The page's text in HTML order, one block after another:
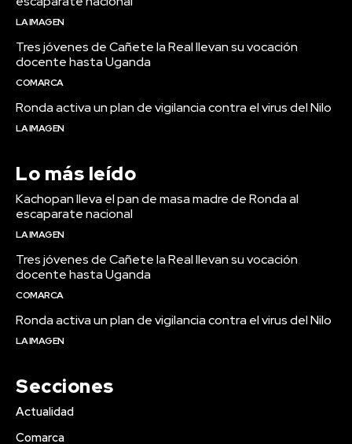
LA IMAGEN
Tres jóvenes de Cañete la Real llevan su vocación
docente hasta Uganda
COMARCA
Ronda activa un plan de vigilancia contra el virus del Nilo
LA IMAGEN
Lo más leído
Kachopan lleva el pan de masa madre de Ronda al
escaparate nacional
LA IMAGEN
Tres jóvenes de Cañete la Real llevan su vocación
docente hasta Uganda
COMARCA
Ronda activa un plan de vigilancia contra el virus del Nilo
LA IMAGEN
Secciones
Actualidad
Comarca